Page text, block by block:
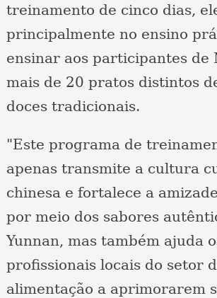
treinamento de cinco dias,
principalmente no ensino
ensinar aos participantes de
mais de 20 pratos distintos
doces tradicionais.
"Este programa de
apenas transmite a cultura
chinesa e fortalece a
por meio dos sabores
Yunnan, mas também ajuda
profissionais locais do setor
alimentação a aprimorarem